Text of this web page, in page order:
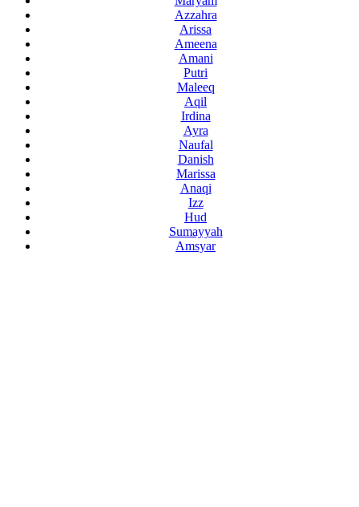
Azzahra
Arissa
Ameena
Amani
Putri
Maleeq
Aqil
Irdina
Ayra
Naufal
Danish
Marissa
Anaqi
Izz
Hud
Sumayyah
Amsyar